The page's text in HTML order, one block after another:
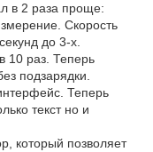
в 2 раза проще:
Скорость
до 3-х.
10 раз. Теперь
подзарядки.
Теперь
текст но и
который позволяет